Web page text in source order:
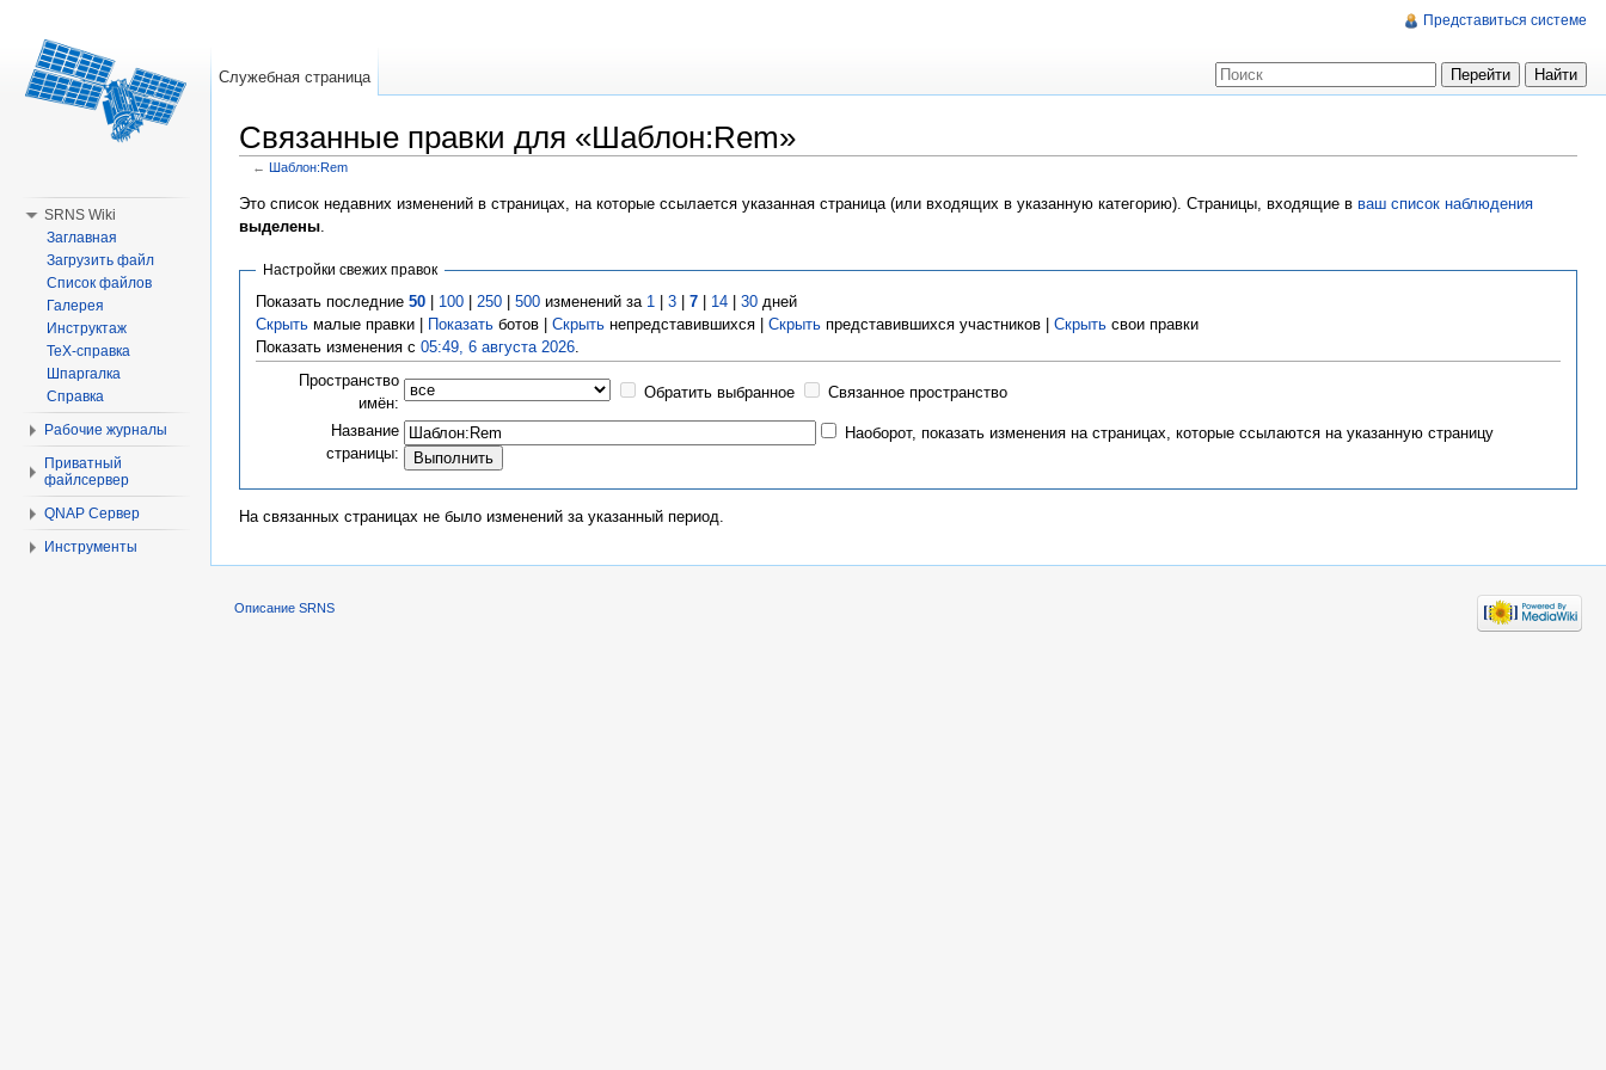
Связанные правки для «Шаблон:Rem»
← Шаблон:Rem
Это список недавних изменений в страницах, на которые ссылается указанная страница (или входящих в указанную категорию). Страницы, входящие в ваш список наблюдения
выделены
Настройки свежих правок
Показать последние 50| 100| 250| 500изменений за 1 | 3| 7| 14| 30дней
Скрытьмалые правки | Показатьботов | Скрытьнепредставившихся | Скрытьпредставившихся участников | Скрытьсвои правки
Показать изменения с 05:49, 6 августа 2026.
Пространство
имён:
Обратить выбранное Связанное пространство
Название
страницы:
Наоборот, показать изменения на страницах, которые ссылаются на указанную страницу
На связанных страницах не было изменений за указанный период.
Представиться системе
Служебная страница
SRNS Wiki
Заглавная
Загрузить файл
Список файлов
Галерея
Инструктаж
TeX-справка
Шпаргалка
Справка
Рабочие журналы
Приватный
файлсервер
QNAP Сервер
Инструменты
Описание SRNS